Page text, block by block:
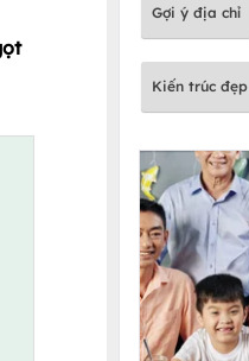
Gợi ý địa chỉ
Kiến trúc đẹp